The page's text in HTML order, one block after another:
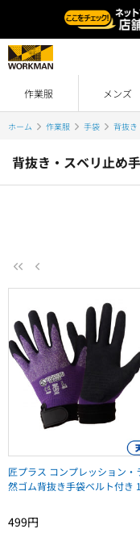
作業服 メンズ
ホーム 作業服 手袋 背抜き
背抜き・スベリ止め
匠プラス コンプレッション・
然ゴム背抜き手袋ベルト付き
499円